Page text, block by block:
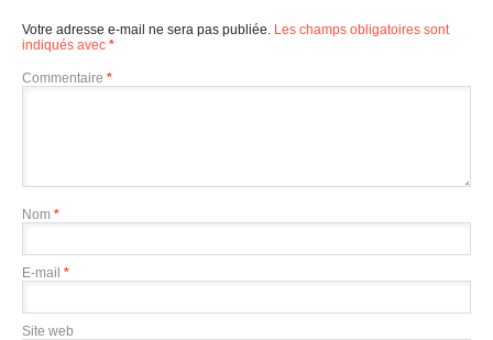
Votre adresse e-mail ne sera pas publiée. Les champs obligatoires sont
indiqués avec *
Commentaire *
Nom *
E-mail *
Site web